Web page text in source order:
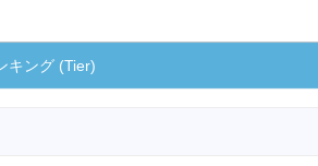
キング (Tier)